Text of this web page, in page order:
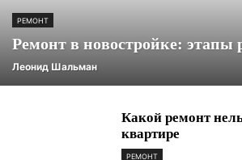
РЕМОНТ
Ремонт в новостройке: этапы
Леонид Шальман
Какой ремонт
квартире
РЕМОНТ